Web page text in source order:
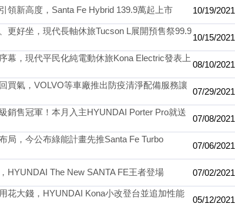
領新高度，Santa Fe Hybrid 139.9萬起上市 10/19/2021
更好坐，現代長軸休旅Tucson L展開預售祭99.9
10/15/2021
幕，現代平民化純電動休旅Kona Electric發表上
08/10/2021
買氣，VOLVO等車廠推出防疫清淨配備服務讓
07/29/2021
銷售冠軍！本月入主HYUNDAI Porter Pro就送
07/08/2021
局，今公布綠能計畫先推Santa Fe Turbo
07/06/2021
HYUNDAI The New SANTA FE王者登場 07/02/2021
花大錢，HYUNDAI Kona小改登台並追加性能
05/12/2021